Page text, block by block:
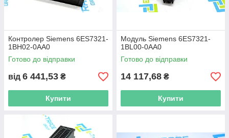
Контролер Siemens 6ES7321-
1BH02-0AA0
Готово до відправки
від 6 441,53 ₴
Купити
Модуль Siemens 6ES7321-
1BL00-0AA0
Готово до відправки
14 117,68 ₴
Купити